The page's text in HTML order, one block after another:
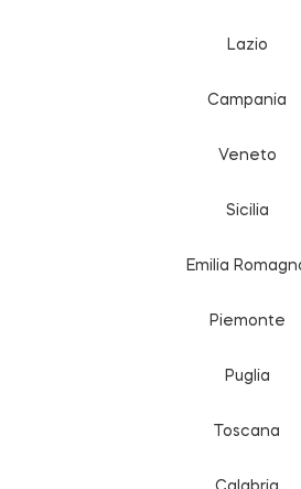
Lazio
Campania
Veneto
Sicilia
Emilia
Piemonte
Puglia
Toscana